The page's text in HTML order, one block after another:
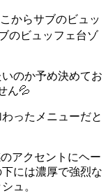
からサブのビュッ
のビュッフェ台ゾ
のか予め決めてお
ん💦
ったメニューだと
アクセントにヘー
には濃厚で強烈な
ュ。